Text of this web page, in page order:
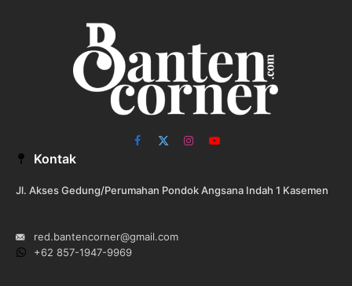
Facebook
X
InstagramYouTube
Kontak
Jl. Akses Gedung/Perumahan Pondok Angsana Indah 1 Kasemen
red.bantencorner@gmail.com
+62 857-1947-9969